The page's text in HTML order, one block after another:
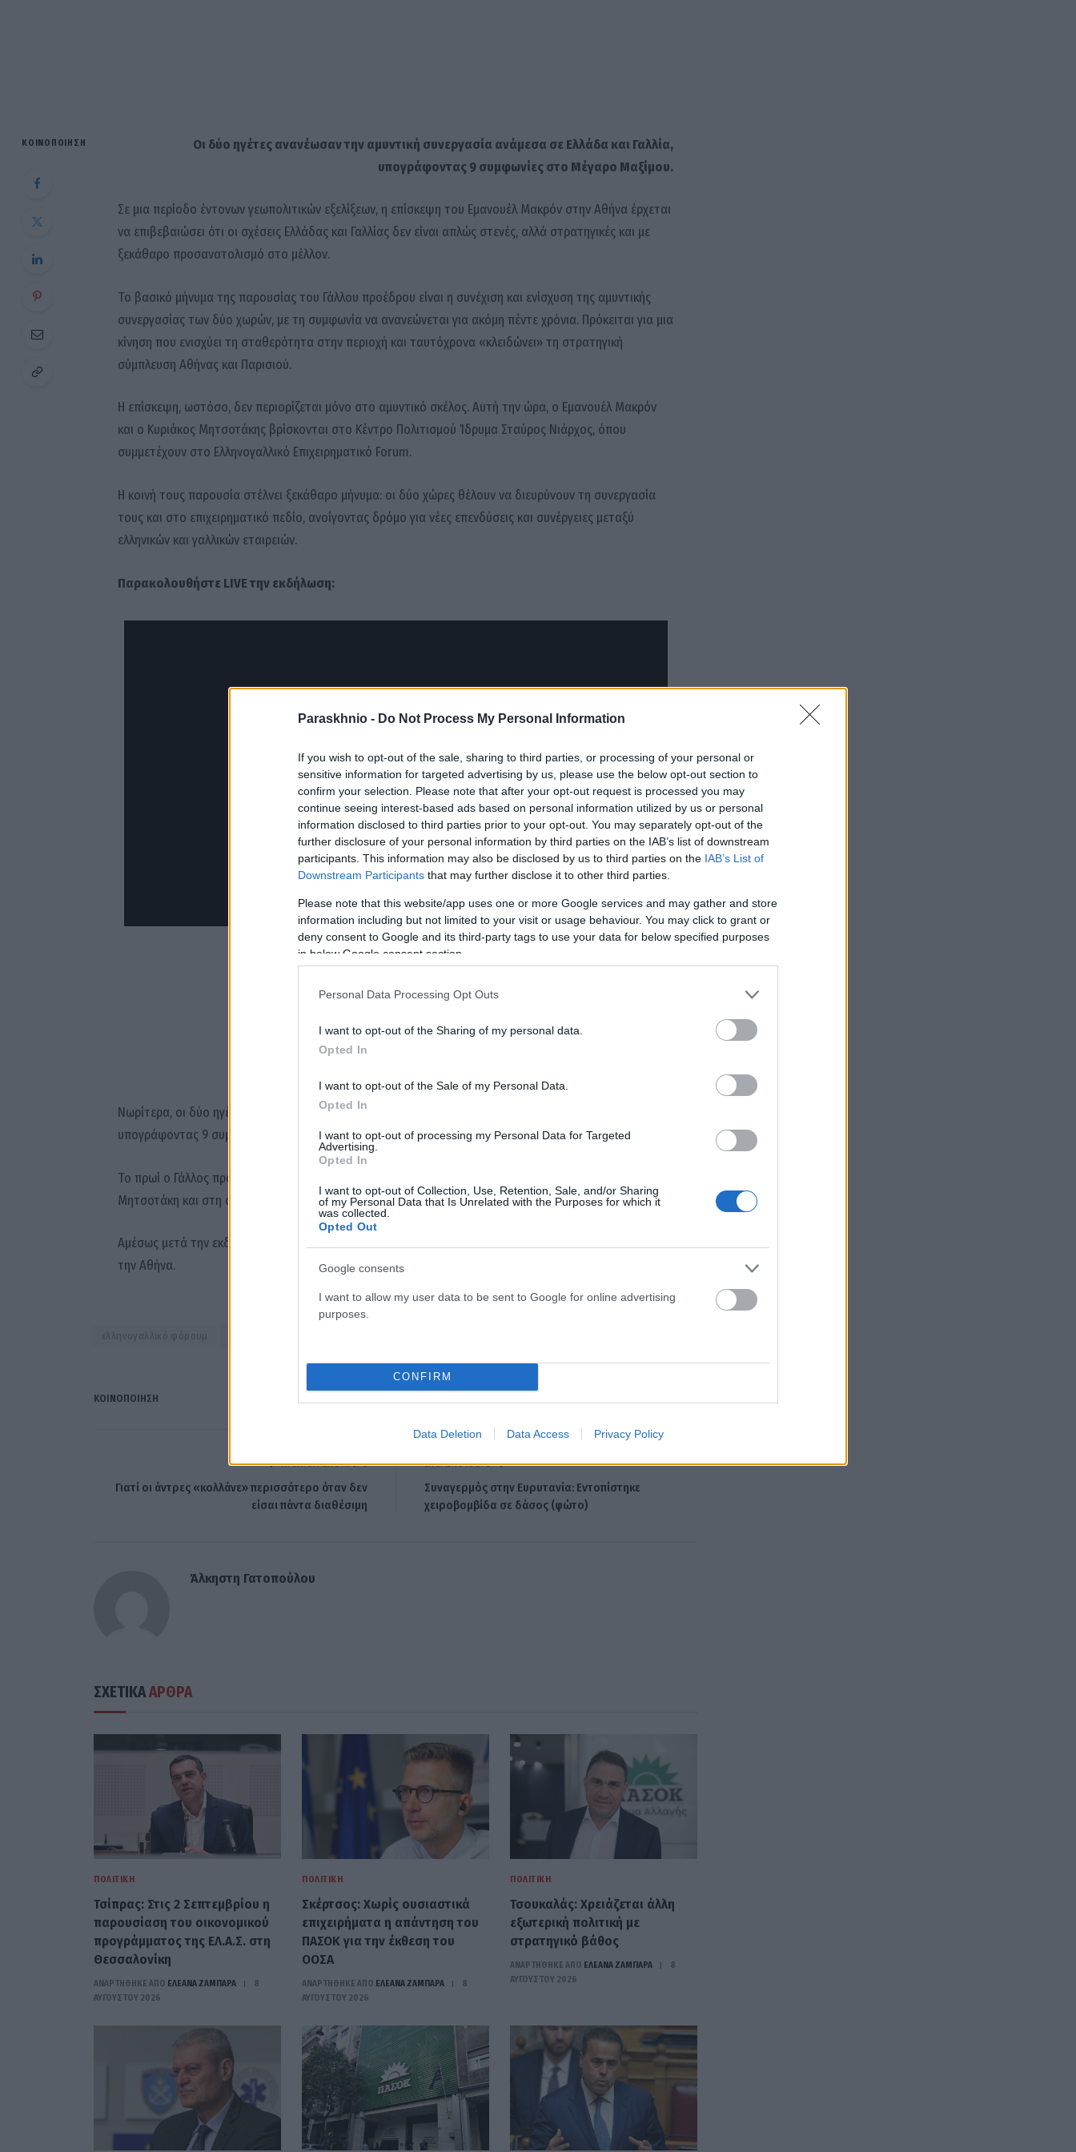
Paraskhnio - Do Not Process My Personal Information
If you wish to opt-out of the sale, sharing to third parties, or processing of your personal or
sensitive information for targeted advertising by us, please use the below opt-out section to
confirm your selection. Please note that after your opt-out request is processed you may
continue seeing interest-based ads based on personal information utilized by us or personal
information disclosed to third parties prior to your opt-out. You may separately opt-out of the
further disclosure of your personal information by third parties on the IAB’s list of downstream
participants. This information may also be disclosed by us to third parties on the IAB’s List of
Downstream Participants that may further disclose it to other third parties.
Please note that this website/app uses one or more Google services and may gather and store
information including but not limited to your visit or usage behaviour. You may click to grant or
deny consent to Google and its third-party tags to use your data for below specified purposes
in below Google consent section.
Personal Data Processing Opt Outs
I want to opt-out of the Sharing of my personal data.
Opted In
I want to opt-out of the Sale of my Personal Data.
Opted In
I want to opt-out of processing my Personal Data for Targeted
Advertising.
Opted In
I want to opt-out of Collection, Use, Retention, Sale, and/or Sharing
of my Personal Data that Is Unrelated with the Purposes for which it
was collected.
Opted Out
Google consents
I want to allow my user data to be sent to Google for online advertising
purposes.
CONFIRM
Data Deletion Data Access Privacy Policy
ΚΟΙΝΟΠΟΊΗΣΗ
Οι δύο ηγέτες ανανέωσαν την αμυντική συνεργασία ανάμεσα σε Ελλάδα και Γαλλία,
υπογράφοντας 9 συμφωνίες στο Μέγαρο Μαξίμου.
Σε μια περίοδο έντονων γεωπολιτικών εξελίξεων, η επίσκεψη του Εμανουέλ Μακρόν στην Αθήνα έρχεται
να επιβεβαιώσει ότι οι σχέσεις Ελλάδας και Γαλλίας δεν είναι απλώς στενές, αλλά στρατηγικές και με
ξεκάθαρο προσανατολισμό στο μέλλον.
Το βασικό μήνυμα της παρουσίας του Γάλλου προέδρου είναι η συνέχιση και ενίσχυση της αμυντικής
συνεργασίας των δύο χωρών, με τη συμφωνία να ανανεώνεται για ακόμη πέντε χρόνια. Πρόκειται για μια
κίνηση που ενισχύει τη σταθερότητα στην περιοχή και ταυτόχρονα «κλειδώνει» τη στρατηγική
σύμπλευση Αθήνας και Παρισιού.
Η επίσκεψη, ωστόσο, δεν περιορίζεται μόνο στο αμυντικό σκέλος. Αυτή την ώρα, ο Εμανουέλ Μακρόν
και ο Κυριάκος Μητσοτάκης βρίσκονται στο Κέντρο Πολιτισμού Ίδρυμα Σταύρος Νιάρχος, όπου
συμμετέχουν στο Ελληνογαλλικό Επιχειρηματικό Forum.
Η κοινή τους παρουσία στέλνει ξεκάθαρο μήνυμα: οι δύο χώρες θέλουν να διευρύνουν τη συνεργασία
τους και στο επιχειρηματικό πεδίο, ανοίγοντας δρόμο για νέες επενδύσεις και συνέργειες μεταξύ
ελληνικών και γαλλικών εταιρειών.
Παρακολουθήστε LIVE την εκδήλωση:
Νωρίτερα, οι δύο ηγέτες ανανέωσαν την αμυντική συνεργασία ανάμεσα σε Ελλάδα και Γαλλία,
υπογράφοντας 9 συμφωνίες στο Μέγαρο Μαξίμου.
Το πρωί ο Γάλλος πρόεδρος επισκέφθηκε τη φρεγάτα «Κίμων» στον Πειραιά μαζί με τον Κυριάκο
Μητσοτάκη και στη συνέχεια.
Αμέσως μετά την εκδήλωση στο Σταύρος Νιάρχος, το προεδρικό ζεύγος της Γαλλίας θα αναχωρήσει από
την Αθήνα.
ελληνογαλλικό φόρουμ
ΚΟΙΝΟΠΟΊΗΣΗ
ΠΡΟΗΓΟΎΜΕΝΟ ΆΡΘΡΟ
Γιατί οι άντρες «κολλάνε» περισσότερο όταν δεν
είσαι πάντα διαθέσιμη
ΕΠΌΜΕΝΟ ΆΡΘΡΟ
Συναγερμός στην Ευρυτανία: Εντοπίστηκε
χειροβομβίδα σε δάσος (φώτο)
Άλκηστη Γατοπούλου
ΣΧΕΤΙΚΑΑΡΘΡΑ
ΠΟΛΙΤΙΚΉ
Τσίπρας: Στις 2 Σεπτεμβρίου η
παρουσίαση του οικονομικού
προγράμματος της ΕΛ.Α.Σ. στη
Θεσσαλονίκη
ΑΝΑΡΤΗΘΗΚΕ ΑΠΟ ΕΛΕΑΝΑ ΖΑΜΠΑΡΑ
8
ΑΥΓΟΎΣΤΟΥ 2026
ΠΟΛΙΤΙΚΉ
Σκέρτσος: Χωρίς ουσιαστικά
επιχειρήματα η απάντηση του
ΠΑΣΟΚ για την έκθεση του
ΟΟΣΑ
ΑΝΑΡΤΗΘΗΚΕ ΑΠΟ ΕΛΕΑΝΑ ΖΑΜΠΑΡΑ
8
ΑΥΓΟΎΣΤΟΥ 2026
ΠΟΛΙΤΙΚΉ
Τσουκαλάς: Xρειάζεται άλλη
εξωτερική πολιτική με
στρατηγικό βάθος
ΑΝΑΡΤΗΘΗΚΕ ΑΠΟ ΕΛΕΑΝΑ ΖΑΜΠΑΡΑ
8
ΑΥΓΟΎΣΤΟΥ 2026